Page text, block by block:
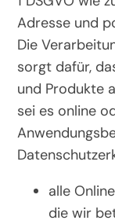
Adresse und
Die
sorgt dafür,
und Produkte
sei es online
alle
die wir